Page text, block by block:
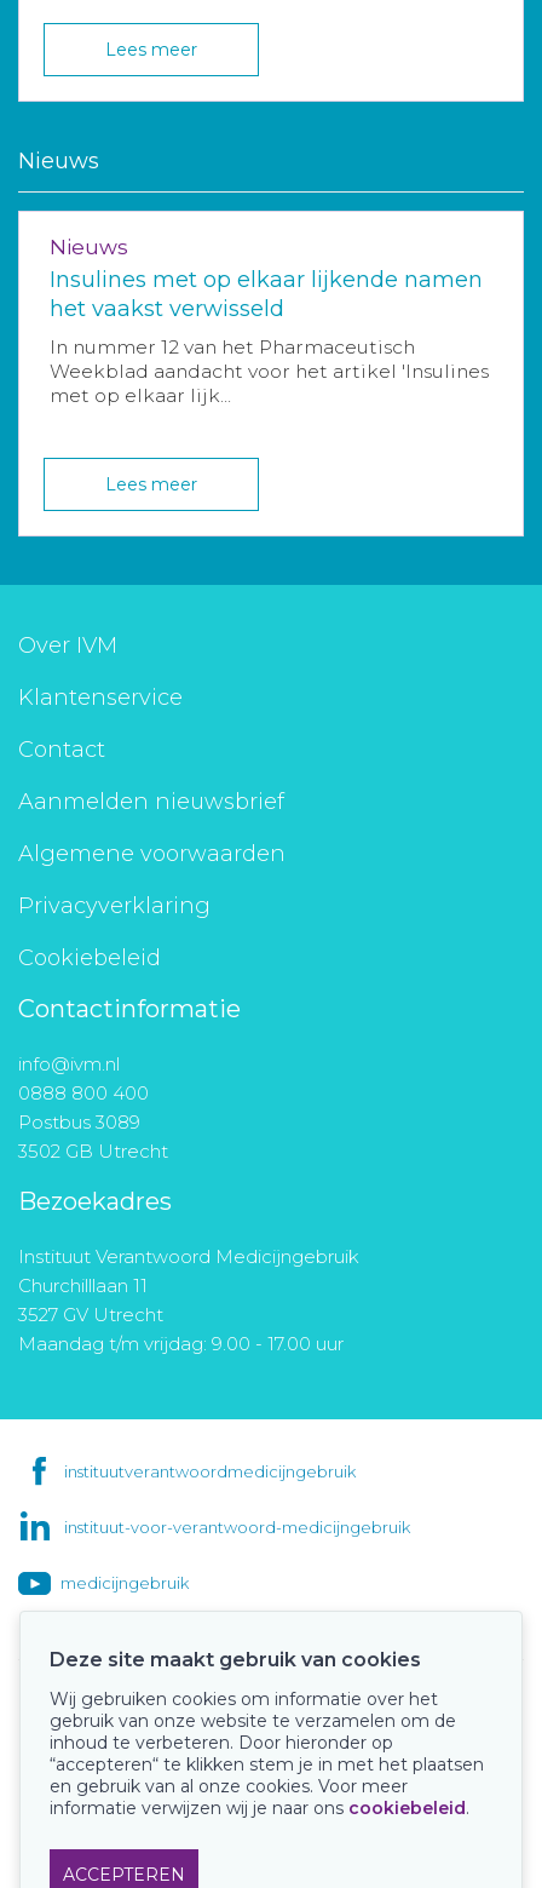
Lees meer
Nieuws
Nieuws
Insulines met op elkaar lijkende namen
het vaakst verwisseld
In nummer 12 van het Pharmaceutisch
Weekblad aandacht voor het artikel 'Insulines
met op elkaar lijk...
Lees meer
Over IVM
Klantenservice
Contact
Aanmelden nieuwsbrief
Algemene voorwaarden
Privacyverklaring
Cookiebeleid
Contactinformatie
info@ivm.nl
0888 800 400
Postbus 3089
3502 GB Utrecht
Bezoekadres
Instituut Verantwoord Medicijngebruik
Churchilllaan 11
3527 GV Utrecht
Maandag t/m vrijdag: 9.00 - 17.00 uur
instituutverantwoordmedicijngebruik
instituut-voor-verantwoord-medicijngebruik
medicijngebruik
Onze keurmerken
Deze site maakt gebruik van cookies
Wij gebruiken cookies om informatie over het
gebruik van onze website te verzamelen om de
inhoud te verbeteren. Door hieronder op
“accepteren“ te klikken stem je in met het plaatsen
en gebruik van al onze cookies. Voor meer
informatie verwijzen wij je naar ons cookiebeleid.
ACCEPTEREN